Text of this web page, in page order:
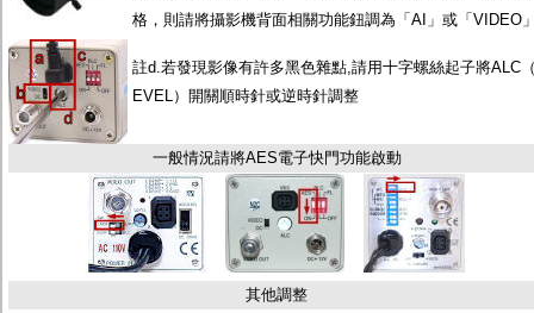
格，則請將攝影機背面相關功能鈕調為「AI」或「VIDEO
註d.若發現影像有許多黑色雜點,請用十字螺絲起子將ALC
EVEL）開關順時針或逆時針調整
一般情況請將AES電子快門功能啟動
其他調整